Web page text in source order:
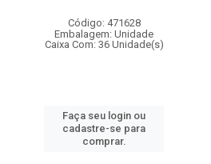
Código: 471628
Embalagem: Unidade
Caixa Com: 36 Unidade(s)
Faça seu login ou
cadastre-se para
comprar.